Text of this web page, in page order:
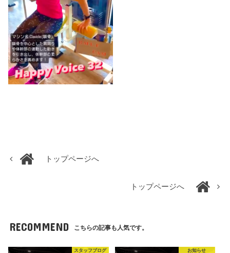
トップページへ
トップページへ
RECOMMEND こちらの記事も人気です。
スタッフブログ お知らせ